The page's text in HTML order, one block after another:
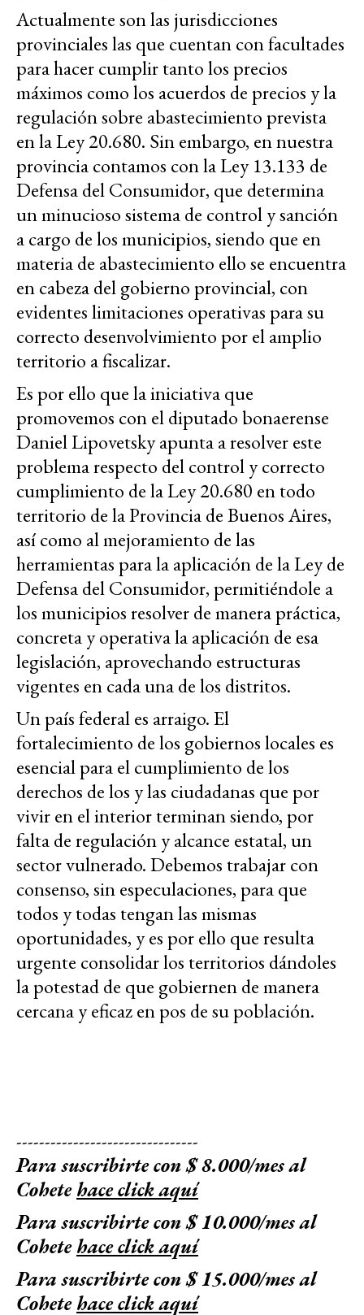
Actualmente son las jurisdicciones
provinciales las que cuentan con facultades
para hacer cumplir tanto los precios
máximos como los acuerdos de precios y la
regulación sobre abastecimiento prevista
en la Ley 20.680. Sin embargo, en nuestra
provincia contamos con la Ley 13.133 de
Defensa del Consumidor, que determina
un minucioso sistema de control y sanción
a cargo de los municipios, siendo que en
materia de abastecimiento ello se encuentra
en cabeza del gobierno provincial, con
evidentes limitaciones operativas para su
correcto desenvolvimiento por el amplio
territorio a fiscalizar.
Es por ello que la iniciativa que
promovemos con el diputado bonaerense
Daniel Lipovetsky apunta a resolver este
problema respecto del control y correcto
cumplimiento de la Ley 20.680 en todo
territorio de la Provincia de Buenos Aires,
así como al mejoramiento de las
herramientas para la aplicación de la Ley de
Defensa del Consumidor, permitiéndole a
los municipios resolver de manera práctica,
concreta y operativa la aplicación de esa
legislación, aprovechando estructuras
vigentes en cada una de los distritos.
Un país federal es arraigo. El
fortalecimiento de los gobiernos locales es
esencial para el cumplimiento de los
derechos de los y las ciudadanas que por
vivir en el interior terminan siendo, por
falta de regulación y alcance estatal, un
sector vulnerado. Debemos trabajar con
consenso, sin especulaciones, para que
todos y todas tengan las mismas
oportunidades, y es por ello que resulta
urgente consolidar los territorios dándoles
la potestad de que gobiernen de manera
cercana y eficaz en pos de su población.
--------------------------------
Para suscribirte con $ 8.000/mes al
Cohetehace click aquí
Para suscribirte con $ 10.000/mes al
Cohetehace click aquí
Para suscribirte con $ 15.000/mes al
Cohetehace click aquí